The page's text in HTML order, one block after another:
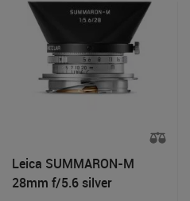
Leica SUMMARON-M
28mm f/5.6 silver